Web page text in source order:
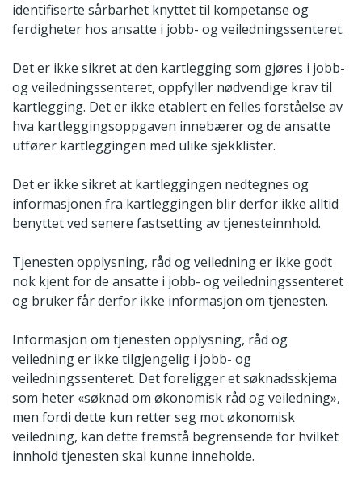
identifiserte sårbarhet knyttet til kompetanse og
ferdigheter hos ansatte i jobb- og veiledningssenteret.
Det er ikke sikret at den kartlegging som gjøres i jobb-
og veiledningssenteret, oppfyller nødvendige krav til
kartlegging. Det er ikke etablert en felles forståelse av
hva kartleggingsoppgaven innebærer og de ansatte
utfører kartleggingen med ulike sjekklister.
Det er ikke sikret at kartleggingen nedtegnes og
informasjonen fra kartleggingen blir derfor ikke alltid
benyttet ved senere fastsetting av tjenesteinnhold.
Tjenesten opplysning, råd og veiledning er ikke godt
nok kjent for de ansatte i jobb- og veiledningssenteret
og bruker får derfor ikke informasjon om tjenesten.
Informasjon om tjenesten opplysning, råd og
veiledning er ikke tilgjengelig i jobb- og
veiledningssenteret. Det foreligger et søknadsskjema
som heter «søknad om økonomisk råd og veiledning»,
men fordi dette kun retter seg mot økonomisk
veiledning, kan dette fremstå begrensende for hvilket
innhold tjenesten skal kunne inneholde.